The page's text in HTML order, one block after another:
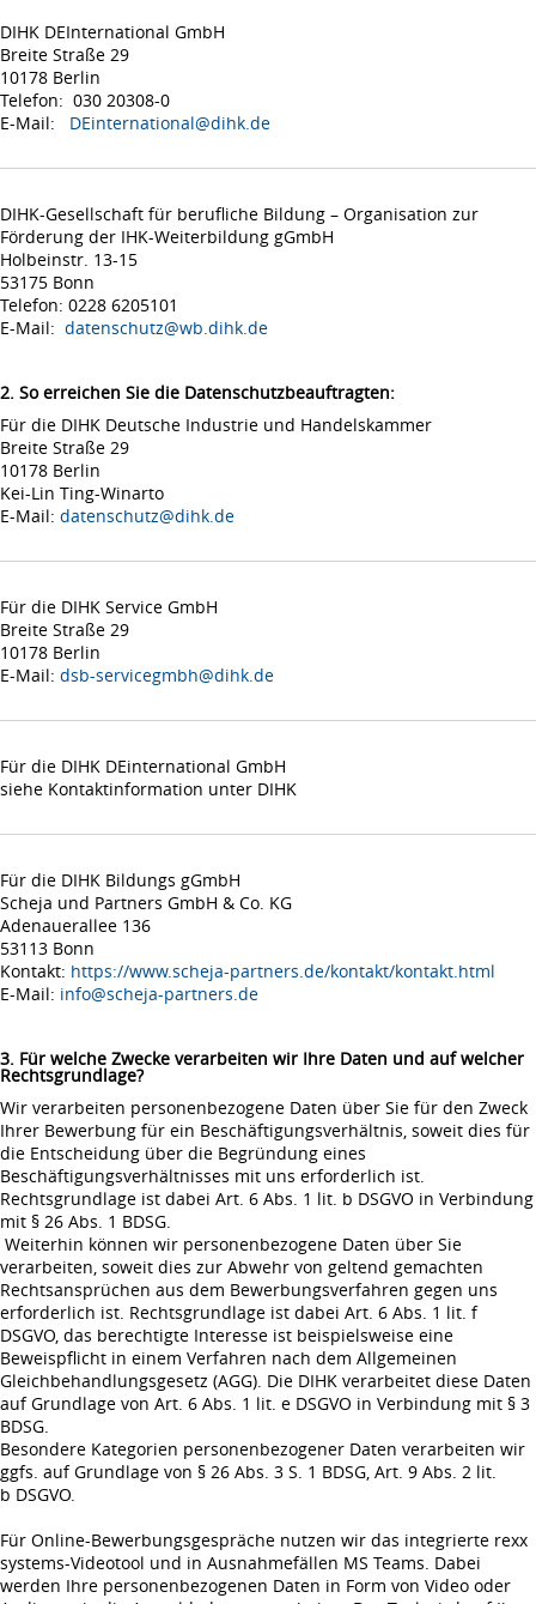
DIHK DEInternational GmbH
Breite Straße 29
10178 Berlin
Telefon: 030 20308-0
E-Mail: DEinternational@dihk.de
DIHK-Gesellschaft für berufliche Bildung – Organisation zur
Förderung der IHK-Weiterbildung gGmbH
Holbeinstr. 13-15
53175 Bonn
Telefon: 0228 6205101
E-Mail: datenschutz@wb.dihk.de
2. So erreichen Sie die Datenschutzbeauftragten:
Für die DIHK Deutsche Industrie und Handelskammer
Breite Straße 29
10178 Berlin
Kei-Lin Ting-Winarto
E-Mail: datenschutz@dihk.de
Für die DIHK Service GmbH
Breite Straße 29
10178 Berlin
E-Mail: dsb-servicegmbh@dihk.de
Für die DIHK DEinternational GmbH
siehe Kontaktinformation unter DIHK
Für die DIHK Bildungs gGmbH
Scheja und Partners GmbH & Co. KG
Adenauerallee 136
53113 Bonn
Kontakt: https://www.scheja-partners.de/kontakt/kontakt.html
E-Mail: info@scheja-partners.de
3. Für welche Zwecke verarbeiten wir Ihre Daten und auf welcher
Rechtsgrundlage?
Wir verarbeiten personenbezogene Daten über Sie für den Zweck
Ihrer Bewerbung für ein Beschäftigungsverhältnis, soweit dies für
die Entscheidung über die Begründung eines
Beschäftigungsverhältnisses mit uns erforderlich ist.
Rechtsgrundlage ist dabei Art. 6 Abs. 1 lit. b DSGVO in Verbindung
mit § 26 Abs. 1 BDSG.
Weiterhin können wir personenbezogene Daten über Sie
verarbeiten, soweit dies zur Abwehr von geltend gemachten
Rechtsansprüchen aus dem Bewerbungsverfahren gegen uns
erforderlich ist. Rechtsgrundlage ist dabei Art. 6 Abs. 1 lit. f
DSGVO, das berechtigte Interesse ist beispielsweise eine
Beweispflicht in einem Verfahren nach dem Allgemeinen
Gleichbehandlungsgesetz (AGG). Die DIHK verarbeitet diese Daten
auf Grundlage von Art. 6 Abs. 1 lit. e DSGVO in Verbindung mit § 3
BDSG.
Besondere Kategorien personenbezogener Daten verarbeiten wir
ggfs. auf Grundlage von § 26 Abs. 3 S. 1 BDSG, Art. 9 Abs. 2 lit.
b DSGVO.
Für Online-Bewerbungsgespräche nutzen wir das integrierte rexx
systems-Videotool und in Ausnahmefällen MS Teams. Dabei
werden Ihre personenbezogenen Daten in Form von Video oder